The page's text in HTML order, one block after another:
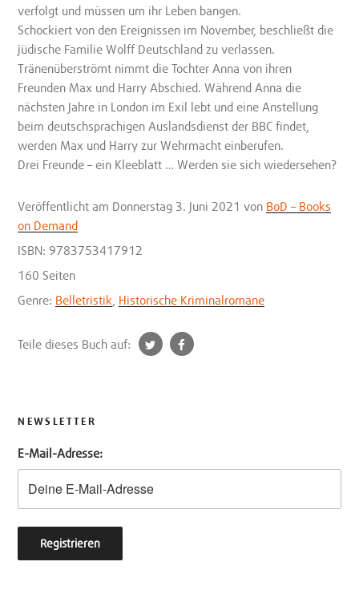
verfolgt und müssen um ihr Leben bangen.
Schockiert von den Ereignissen im November, beschließt die
jüdische Familie Wolff Deutschland zu verlassen.
Tränenüberströmt nimmt die Tochter Anna von ihren
Freunden Max und Harry Abschied. Während Anna die
nächsten Jahre in London im Exil lebt und eine Anstellung
beim deutschsprachigen Auslandsdienst der BBC findet,
werden Max und Harry zur Wehrmacht einberufen.
Drei Freunde – ein Kleeblatt … Werden sie sich wiedersehen?
Veröffentlicht am Donnerstag 3. Juni 2021 von BoD – Books
on Demand
ISBN: 9783753417912
160 Seiten
Genre: Belletristik Historische Kriminalromane
Teile dieses Buch auf:
t
NEWSLETTER
E-Mail-Adresse: